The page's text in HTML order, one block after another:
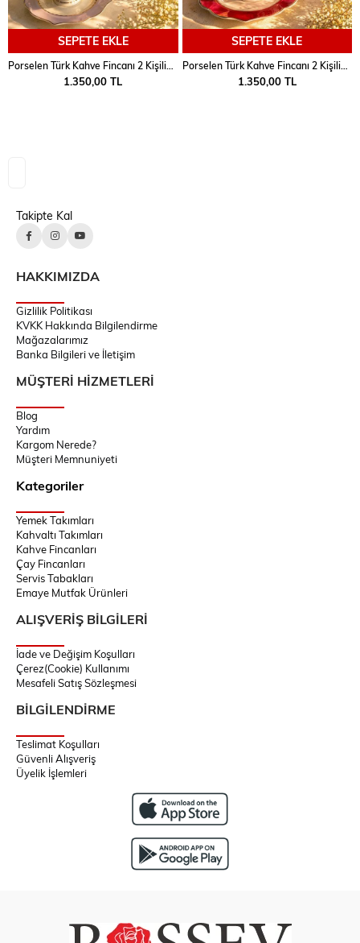
SEPETE EKLE
1.350,00 TL
SEPETE EKLE
Porselen Türk Kahve Fincanı 2 Kişilik 4 Parça Botanica Turuncu
1.350,00 TL
Takipte Kal
HAKKIMIZDA
Gizlilik Politikası
KVKK Hakkında Bilgilendirme
Mağazalarımız
Banka Bilgileri ve İletişim
MÜŞTERİ HİZMETLERİ
Blog
Yardım
Kargom Nerede?
Müşteri Memnuniyeti
Kategoriler
Yemek Takımları
Kahvaltı Takımları
Kahve Fincanları
Çay Fincanları
Servis Tabakları
Emaye Mutfak Ürünleri
ALIŞVERİŞ BİLGİLERİ
İade ve Değişim Koşulları
Çerez(Cookie) Kullanımı
Mesafeli Satış Sözleşmesi
BİLGİLENDİRME
Teslimat Koşulları
Güvenli Alışveriş
Üyelik İşlemleri